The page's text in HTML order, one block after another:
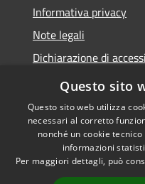
Informativa privacy
Note legali
Dichiarazione di
Area riservata
Accessibilità
Questo sito
Questo sito web utilizza
necessari al corretto
nonché un cookie
informazioni
Per maggiori dettagli, può